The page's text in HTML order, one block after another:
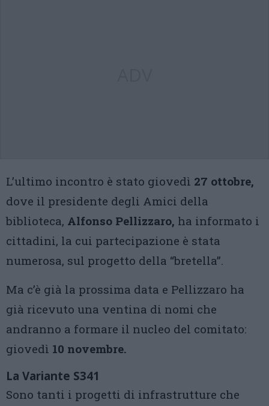
L’ultimo incontro è stato giovedì 27 ottobre,
dove il presidente degli Amici della
biblioteca, Alfonso Pellizzaro, ha informato i
cittadini, la cui partecipazione è stata
numerosa, sul progetto della “bretella”.
Ma c’è già la prossima data e Pellizzaro ha
già ricevuto una ventina di nomi che
andranno a formare il nucleo del comitato:
giovedì 10 novembre.
La Variante S341
Sono tanti i progetti di infrastrutture che